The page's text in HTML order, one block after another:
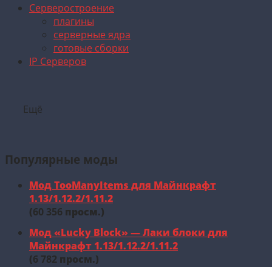
Серверостроение
плагины
серверные ядра
готовые сборки
IP Серверов
Ещё
Популярные моды
Мод TooManyItems для Майнкрафт
1.13/1.12.2/1.11.2
(60 356 просм.)
Мод «Lucky Block» — Лаки блоки для
Майнкрафт 1.13/1.12.2/1.11.2
(6 782 просм.)